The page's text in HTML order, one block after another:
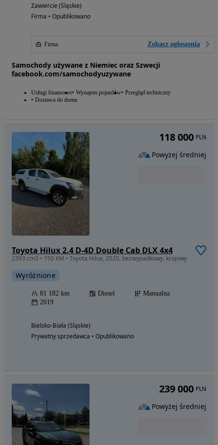
Zawiercie (Śląskie)
Firma • Opublikowano
Firma Zobacz ogłoszenia
Samochody używane z Niemiec oraz Szwecji
facebook.com/samochodyuzywane
Usługi finansowe Wynajem pojazdów Przegląd techniczny
Dostawa do domu
Toyota Hilux 2.4 D-4D Double Cab DLX 4x4
2393 cm3 • 150 KM • Toyota Hilux, 2020, bezwypadkowy, krajowy
Wyróżnione
81 182 km Diesel
Manualna
2019
Bielsko-Biała (Śląskie)
Prywatny sprzedawca • Opublikowano
118 000 PLN
Powyżej średniej
239 000 PLN
Powyżej średniej